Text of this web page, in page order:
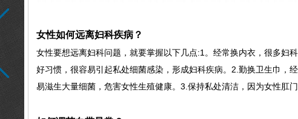
女性如何远离妇科疾病？
女性要想远离妇科问题，就要掌握以下几点:1。经常换内衣，很多妇
好习惯，很容易引起私处细菌感染，形成妇科疾病。2.勤换卫生巾，
易滋生大量细菌，危害女性生殖健康。3.保持私处清洁，因为女性肛